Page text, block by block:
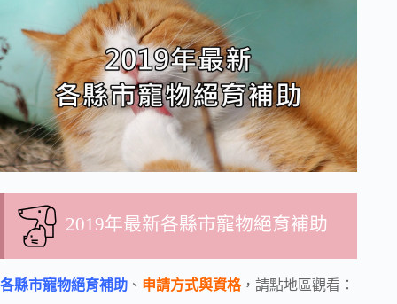
2019年最新各縣市寵物絕育補助
各縣市寵物絕育補助 、 申請方式與資格，請點地區觀看：